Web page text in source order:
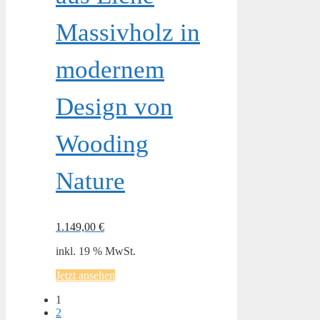
Massivholz in
modernem
Design von
Wooding
Nature
1.149,00 €
inkl. 19 % MwSt.
Jetzt ansehen
1
2